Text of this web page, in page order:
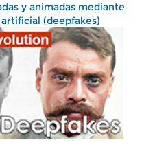
y animadas mediante
(deepfakes)